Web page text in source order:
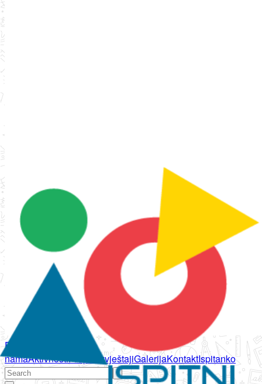
Početna
namaAktivnostiPropisi IzvještajiGalerijaKontaktIspitanko